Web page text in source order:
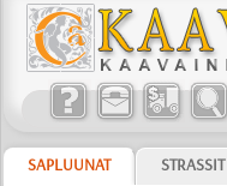
SAPLUUNAT
STRASSIT